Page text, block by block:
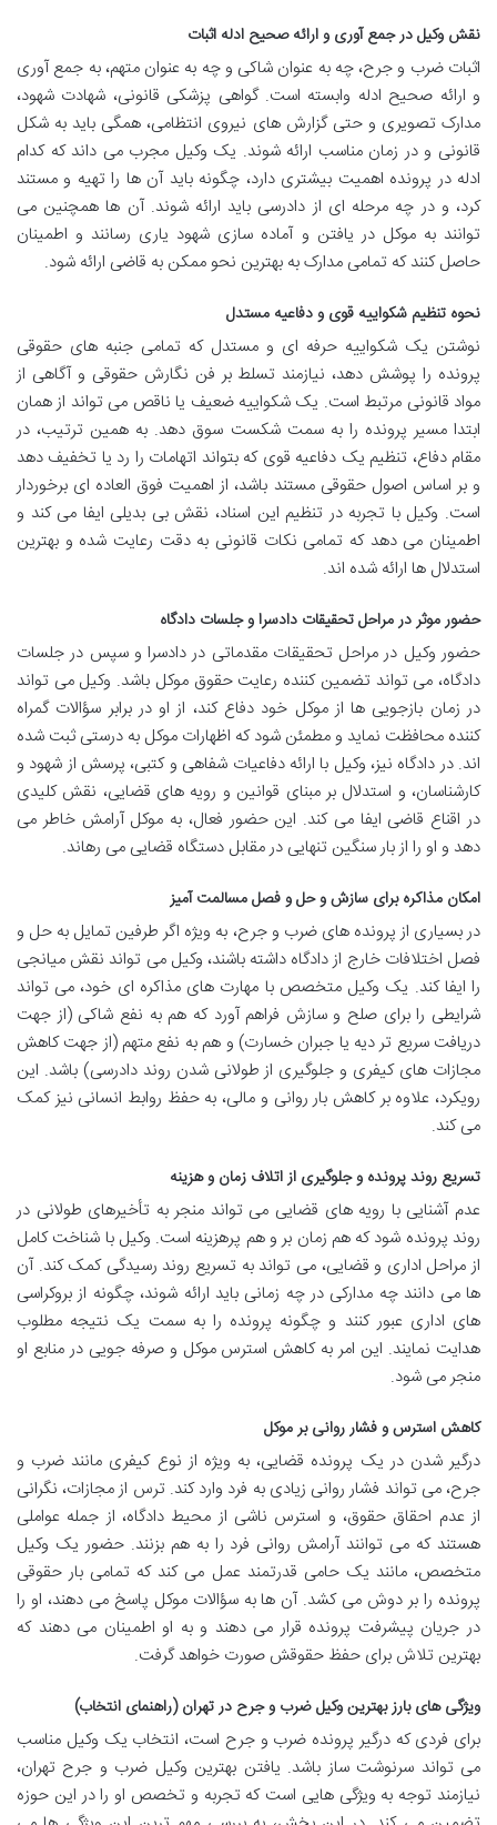
نقش وکیل در جمع آوری و ارائه صحیح ادله اثبات
اثبات ضرب و جرح، چه به عنوان شاکی و چه به عنوان متهم، به جمع آوری
و ارائه صحیح ادله وابسته است. گواهی پزشکی قانونی، شهادت شهود،
مدارک تصویری و حتی گزارش های نیروی انتظامی، همگی باید به شکل
قانونی و در زمان مناسب ارائه شوند. یک وکیل مجرب می داند که کدام
ادله در پرونده اهمیت بیشتری دارد، چگونه باید آن ها را تهیه و مستند
کرد، و در چه مرحله ای از دادرسی باید ارائه شوند. آن ها همچنین می
توانند به موکل در یافتن و آماده سازی شهود یاری رسانند و اطمینان
حاصل کنند که تمامی مدارک به بهترین نحو ممکن به قاضی ارائه شود.
نحوه تنظیم شکواییه قوی و دفاعیه مستدل
نوشتن یک شکواییه حرفه ای و مستدل که تمامی جنبه های حقوقی
پرونده را پوشش دهد، نیازمند تسلط بر فن نگارش حقوقی و آگاهی از
مواد قانونی مرتبط است. یک شکواییه ضعیف یا ناقص می تواند از همان
ابتدا مسیر پرونده را به سمت شکست سوق دهد. به همین ترتیب، در
مقام دفاع، تنظیم یک دفاعیه قوی که بتواند اتهامات را رد یا تخفیف دهد
و بر اساس اصول حقوقی مستند باشد، از اهمیت فوق العاده ای برخوردار
است. وکیل با تجربه در تنظیم این اسناد، نقش بی بدیلی ایفا می کند و
اطمینان می دهد که تمامی نکات قانونی به دقت رعایت شده و بهترین
استدلال ها ارائه شده اند.
حضور موثر در مراحل تحقیقات دادسرا و جلسات دادگاه
حضور وکیل در مراحل تحقیقات مقدماتی در دادسرا و سپس در جلسات
دادگاه، می تواند تضمین کننده رعایت حقوق موکل باشد. وکیل می تواند
در زمان بازجویی ها از موکل خود دفاع کند، از او در برابر سؤالات گمراه
کننده محافظت نماید و مطمئن شود که اظهارات موکل به درستی ثبت شده
اند. در دادگاه نیز، وکیل با ارائه دفاعیات شفاهی و کتبی، پرسش از شهود و
کارشناسان، و استدلال بر مبنای قوانین و رویه های قضایی، نقش کلیدی
در اقناع قاضی ایفا می کند. این حضور فعال، به موکل آرامش خاطر می
دهد و او را از بار سنگین تنهایی در مقابل دستگاه قضایی می رهاند.
امکان مذاکره برای سازش و حل و فصل مسالمت آمیز
در بسیاری از پرونده های ضرب و جرح، به ویژه اگر طرفین تمایل به حل و
فصل اختلافات خارج از دادگاه داشته باشند، وکیل می تواند نقش میانجی
را ایفا کند. یک وکیل متخصص با مهارت های مذاکره ای خود، می تواند
شرایطی را برای صلح و سازش فراهم آورد که هم به نفع شاکی (از جهت
دریافت سریع تر دیه یا جبران خسارت) و هم به نفع متهم (از جهت کاهش
مجازات های کیفری و جلوگیری از طولانی شدن روند دادرسی) باشد. این
رویکرد، علاوه بر کاهش بار روانی و مالی، به حفظ روابط انسانی نیز کمک
می کند.
تسریع روند پرونده و جلوگیری از اتلاف زمان و هزینه
عدم آشنایی با رویه های قضایی می تواند منجر به تأخیرهای طولانی در
روند پرونده شود که هم زمان بر و هم پرهزینه است. وکیل با شناخت کامل
از مراحل اداری و قضایی، می تواند به تسریع روند رسیدگی کمک کند. آن
ها می دانند چه مدارکی در چه زمانی باید ارائه شوند، چگونه از بروکراسی
های اداری عبور کنند و چگونه پرونده را به سمت یک نتیجه مطلوب
هدایت نمایند. این امر به کاهش استرس موکل و صرفه جویی در منابع او
منجر می شود.
کاهش استرس و فشار روانی بر موکل
درگیر شدن در یک پرونده قضایی، به ویژه از نوع کیفری مانند ضرب و
جرح، می تواند فشار روانی زیادی به فرد وارد کند. ترس از مجازات، نگرانی
از عدم احقاق حقوق، و استرس ناشی از محیط دادگاه، از جمله عواملی
هستند که می توانند آرامش روانی فرد را به هم بزنند. حضور یک وکیل
متخصص، مانند یک حامی قدرتمند عمل می کند که تمامی بار حقوقی
پرونده را بر دوش می کشد. آن ها به سؤالات موکل پاسخ می دهند، او را
در جریان پیشرفت پرونده قرار می دهند و به او اطمینان می دهند که
بهترین تلاش برای حفظ حقوقش صورت خواهد گرفت.
ویژگی های بارز بهترین وکیل ضرب و جرح در تهران (راهنمای انتخاب)
برای فردی که درگیر پرونده ضرب و جرح است، انتخاب یک وکیل مناسب
می تواند سرنوشت ساز باشد. یافتن بهترین وکیل ضرب و جرح تهران،
نیازمند توجه به ویژگی هایی است که تجربه و تخصص او را در این حوزه